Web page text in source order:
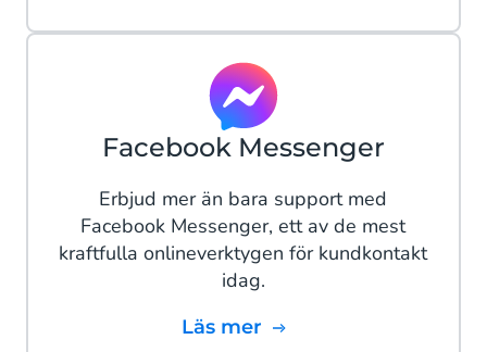
Facebook Messenger
Erbjud mer än bara support med
Facebook Messenger, ett av de mest
kraftfulla onlineverktygen för kundkontakt
idag.
Läs mer